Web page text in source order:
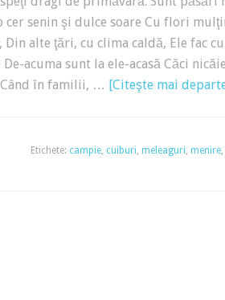
senin şi dulce soare Cu flori
Din alte ţări, cu clima caldă, Ele fac
acuma sunt la ele-acasă Căci
în familii, … [Citeşte mai
Etichete: campie, cuiburi, meleaguri, menire,